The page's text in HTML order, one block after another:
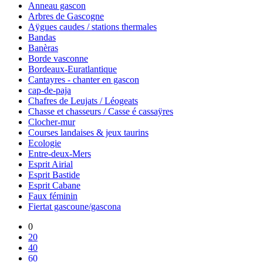
Anneau gascon
Arbres de Gascogne
Aÿgues caudes / stations thermales
Bandas
Banèras
Borde vasconne
Bordeaux-Euratlantique
Cantayres - chanter en gascon
cap-de-paja
Chafres de Leujats / Léogeats
Chasse et chasseurs / Casse é cassaÿres
Clocher-mur
Courses landaises & jeux taurins
Ecologie
Entre-deux-Mers
Esprit Airial
Esprit Bastide
Esprit Cabane
Faux féminin
Fiertat gascoune/gascona
0
20
40
60